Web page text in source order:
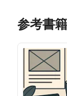
参考書籍